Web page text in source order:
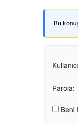
Bu
Parola:
Beni